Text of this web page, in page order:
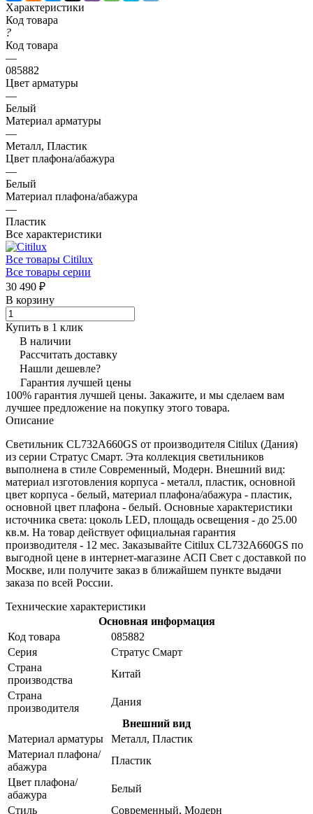
Характеристики
Код товара
?
Код товара
—
085882
Цвет арматуры
—
Белый
Материал арматуры
—
Металл, Пластик
Цвет плафона/абажура
—
Белый
Материал плафона/абажура
—
Пластик
Все характеристики
Все товары Citilux
Все товары серии
30 490 ₽
В корзину
Купить в 1 клик
В наличии
Рассчитать доставку
Нашли дешевле?
Гарантия лучшей цены
100% гарантия лучшей цены. Закажите, и мы сделаем вам
лучшее предложение на покупку этого товара.
Описание
Светильник CL732A660GS от производителя Citilux (Дания)
из серии Стратус Смарт. Эта коллекция светильников
выполнена в стиле Современный, Модерн. Внешний вид:
материал изготовления корпуса - металл, пластик, основной
цвет корпуса - белый, материал плафона/абажура - пластик,
основной цвет плафона - белый. Основные характеристики
источника света: цоколь LED, площадь освещения - до 25.00
кв.м. На товар действует официальная гарантия
производителя - 12 мес. Заказывайте Citilux CL732A660GS по
выгодной цене в интернет-магазине АСП Свет с доставкой по
Москве, или получите заказ в ближайшем пункте выдачи
заказа по всей России.
Технические характеристики
Основная информация
Код товара
085882
Серия
Стратус Смарт
Страна
производства
Китай
Страна
производителя
Дания
Внешний вид
Материал арматуры
Металл, Пластик
Материал плафона/
абажура
Пластик
Цвет плафона/
абажура
Белый
Стиль
Современный, Модерн